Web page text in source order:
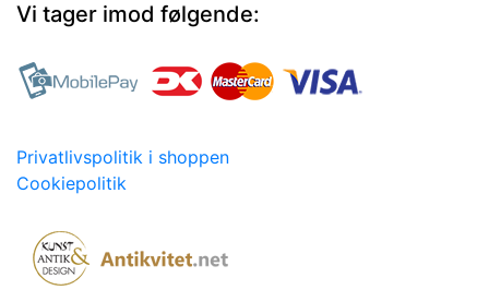
Vi tager imod følgende:
Privatlivspolitik i shoppen
Cookiepolitik